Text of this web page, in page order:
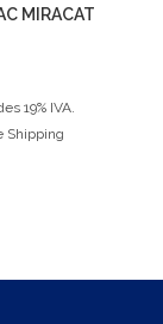
MIRACAT
19% IVA.
Shipping